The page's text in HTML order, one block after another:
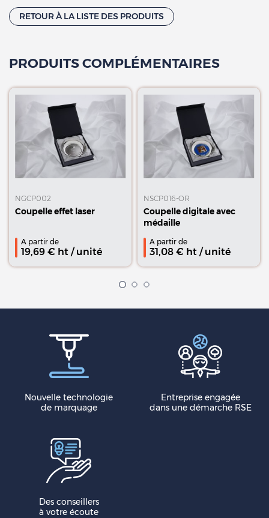
RETOUR À LA LISTE DES PRODUITS
PRODUITS COMPLÉMENTAIRES
NGCP002
Coupelle effet laser
A partir de
19,69 € ht / unité
NSCP016-OR
Coupelle digitale avec
médaille
A partir de
31,08 € ht / unité
Nouvelle technologie
de marquage
Entreprise engagée
dans une démarche RSE
Des conseillers
à votre écoute